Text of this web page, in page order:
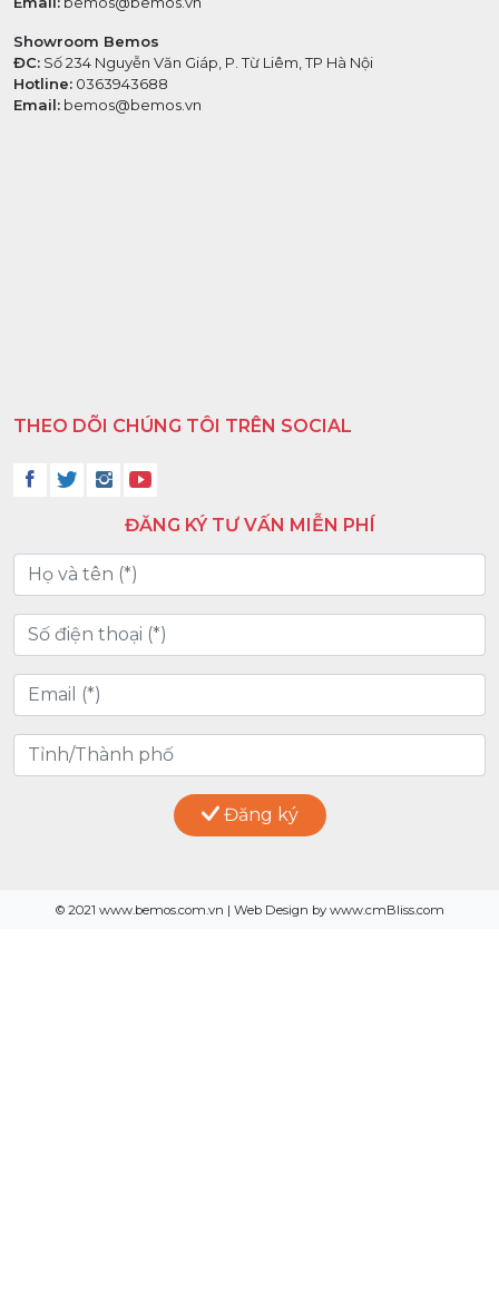
Showroom Bemos
ĐC: Số 234 Nguyễn Văn Giáp, P. Từ Liêm, TP Hà Nội
Hotline: 0363943688
Email: bemos@bemos.vn
THEO DÕI CHÚNG TÔI TRÊN SOCIAL
ĐĂNG KÝ TƯ VẤN MIỄN PHÍ
Đăng ký
© 2021 www.bemos.com.vn | Web Design by www.cmBliss.com